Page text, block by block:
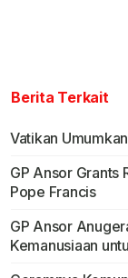
Berita Terkait
Vatikan
GP Ansor Grants
Pope Francis
GP Ansor
Kemanusiaan